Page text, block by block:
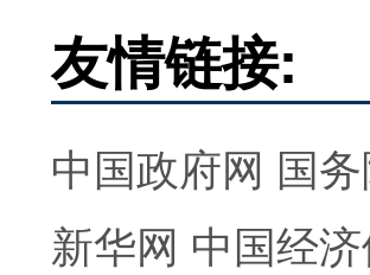
友情链接:
中国政府网 国
新华网 中国经